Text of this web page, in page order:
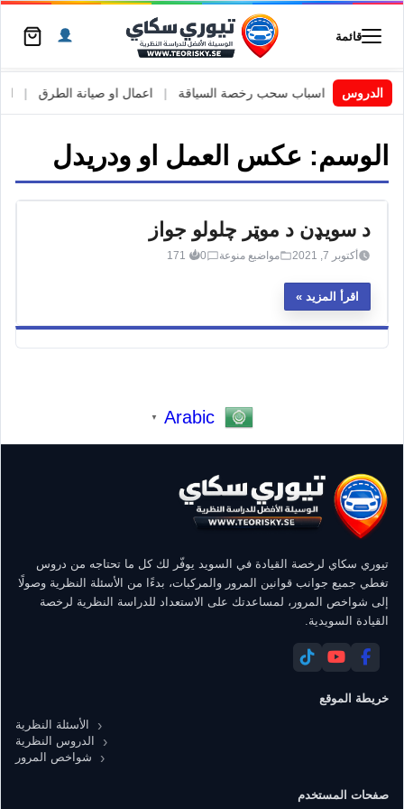
قائمة
الدروس
السويد | اسباب سحب رخصة السياقة اعمال او صيانة الطرق
الوسم: عکس العمل او ودریدل
د سویډن د موټر چلولو جواز
أكتوبر 7, 2021 مواضيع منوعة 0
171
اقرأ المزيد
Arabic
▼
تيوري سكاي لرخصة القيادة في السويد يوفّر لك كل ما تحتاجه من دروس
تغطي جميع جوانب قوانين المرور والمركبات، بدءًا من الأسئلة النظرية وصولًا
إلى شواخص المرور، لمساعدتك على الاستعداد للدراسة النظرية لرخصة
القيادة السويدية.
خريطة الموقع
الأسئلة النظرية
الدروس النظرية
شواخص المرور
صفحات المستخدم